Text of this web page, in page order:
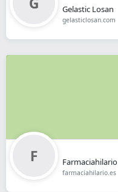
Gelastic Losan
gelasticlosan.com
Farmaciahilario
farmaciahilario.es